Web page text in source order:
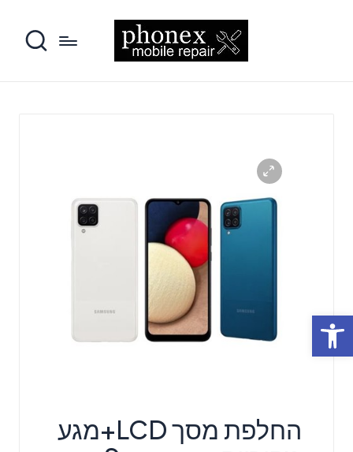
פתח סרגל נגישות
החלפת מסך LCD+מגע